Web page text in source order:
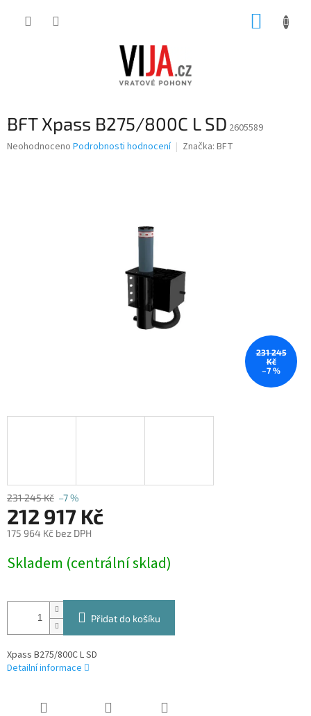
BFT Xpass B275/800C L SD 2605589
Průměrné
Neohodnoceno Podrobnosti hodnocení Značka: BFT
231 245
Kč
–7 %
231 245 Kč –7 %
212 917 Kč
175 964 Kč bez DPH
cena:
Skladem (centrální sklad)
Přidat do košíku
Xpass B275/800C L SD
Detailní informace